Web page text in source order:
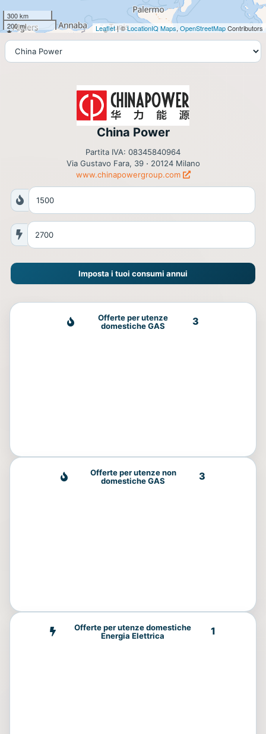
300 km
200 mi
Leaflet| ©LocationIQ Maps, OpenStreetMapContributors
China Power
Partita IVA: 08345840964
Via Gustavo Fara, 39 ⋅ 20124 Milano
www.chinapowergroup.com
Imposta i tuoi consumi annui
Offerte per utenze
domestiche GAS
3
Offerte per utenze non
domestiche GAS
3
Offerte per utenze domestiche
Energia Elettrica
1